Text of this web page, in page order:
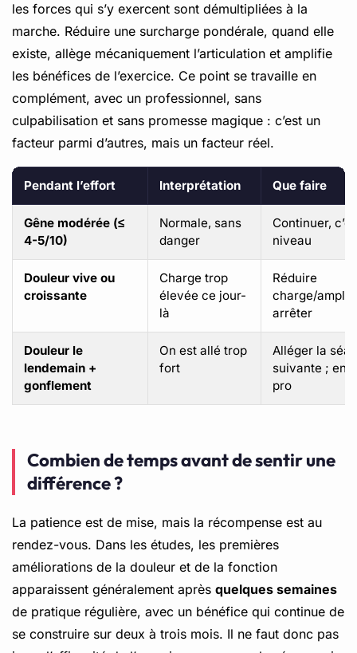
les forces qui s’y exercent sont démultipliées à la
marche. Réduire une surcharge pondérale, quand elle
existe, allège mécaniquement l’articulation et amplifie
les bénéfices de l’exercice. Ce point se travaille en
complément, avec un professionnel, sans
culpabilisation et sans promesse magique : c’est un
facteur parmi d’autres, mais un facteur réel.
Pendant l’effort Interprétation Que faire
Gêne modérée (≤
4-5/10)
Normale, sans
danger
Continuer,
niveau
Douleur vive ou
croissante
Charge trop
élevée ce jour-
là
Réduire
charge/
arrêter
Douleur le
lendemain +
gonflement
On est allé trop
fort
Alléger la
suivante ; en
pro
Combien de temps avant de sentir une
différence ?
La patience est de mise, mais la récompense est au
rendez-vous. Dans les études, les premières
améliorations de la douleur et de la fonction
apparaissent généralement après quelques semaines
de pratique régulière, avec un bénéfice qui continue de
se construire sur deux à trois mois. Il ne faut donc pas